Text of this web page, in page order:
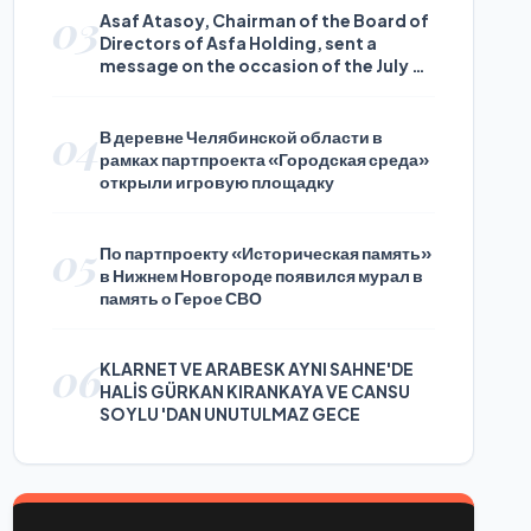
03Asaf Atasoy, Chairman of the Board of
Directors of Asfa Holding, sent a
message on the occasion of the July 24
04В деревне Челябинской области в
рамках партпроекта «Городская среда»
открыли игровую площадку
05 По партпроекту «Историческая память»
в Нижнем Новгороде появился мурал в
память о Герое СВО
06KLARNET VE ARABESK AYNI SAHNE'DE
HALİS GÜRKAN KIRANKAYA VE CANSU
SOYLU 'DAN UNUTULMAZ GECE